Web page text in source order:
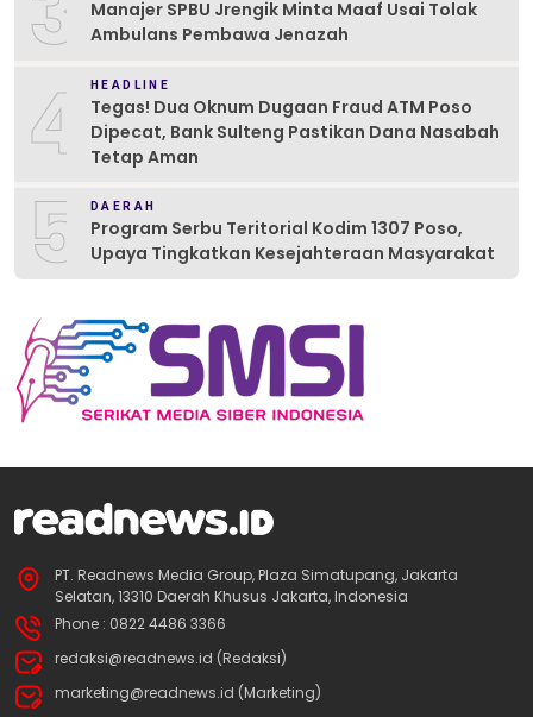
Manajer SPBU Jrengik Minta Maaf Usai Tolak
Ambulans Pembawa Jenazah
4 HEADLINE
Tegas! Dua Oknum Dugaan Fraud ATM Poso
Dipecat, Bank Sulteng Pastikan Dana Nasabah
Tetap Aman
5 DAERAH
Program Serbu Teritorial Kodim 1307 Poso,
Upaya Tingkatkan Kesejahteraan Masyarakat
PT. Readnews Media Group, Plaza Simatupang, Jakarta
Selatan, 13310 Daerah Khusus Jakarta, Indonesia
Phone : 0822 4486 3366
redaksi@readnews.id (Redaksi)
marketing@readnews.id (Marketing)